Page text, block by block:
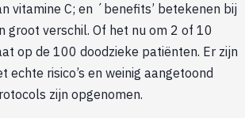
vitamine C; en ´benefits’ betekenen bij
groot verschil. Of het nu om 2 of 10
op de 100 doodzieke patiënten. Er zijn
echte risico’s en weinig aangetoond
zijn opgenomen.